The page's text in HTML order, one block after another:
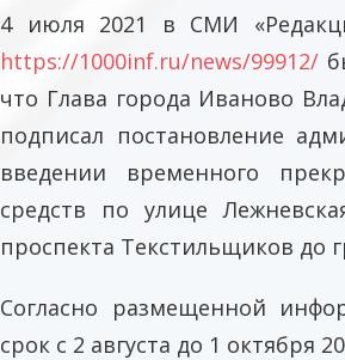
4 июля 2021 в СМИ
https://1000inf.ru/news/99912/
что Глава города Иваново
подписал постановление
введении временного
средств по улице
проспекта Текстильщиков до
Согласно размещенной
срок с 2 августа до 1 октября